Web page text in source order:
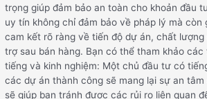
trọng giúp đảm bảo an toàn cho khoản đầu
uy tín không chỉ đảm bảo về pháp lý mà còn
cam kết rõ ràng về tiến độ dự án, chất
trợ sau bán hàng. Bạn có thể tham khảo
tiếng và kinh nghiệm: Một chủ đầu tư có
các dự án thành công sẽ mang lại sự an
sẽ giúp bạn tránh được các rủi ro liên quan